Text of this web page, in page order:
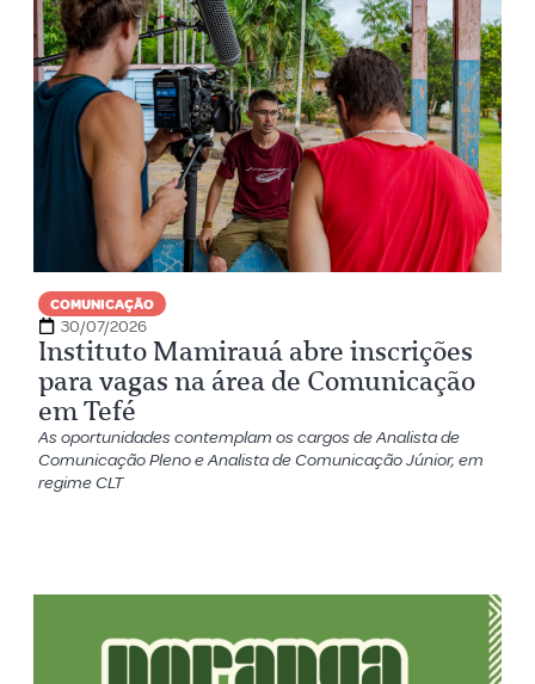
COMUNICAÇÃO
30/07/2026
Instituto Mamirauá abre inscrições
para vagas na área de Comunicação
em Tefé
As oportunidades contemplam os cargos de Analista de
Comunicação Pleno e Analista de Comunicação Júnior, em
regime CLT